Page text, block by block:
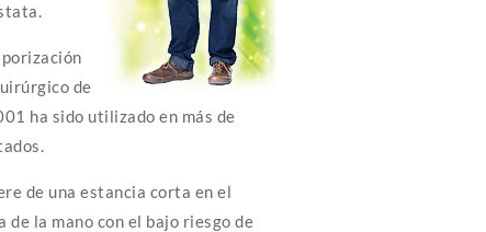
de
ha sido utilizado en más de
de una estancia corta en el
la mano con el bajo riesgo de